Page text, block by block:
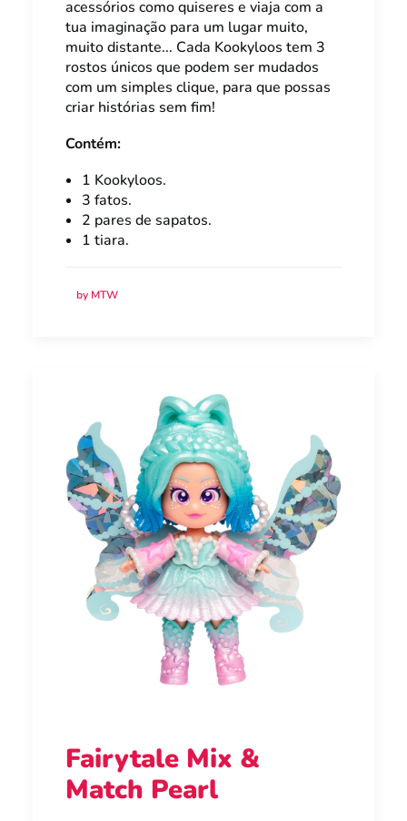
acessórios como quiseres e viaja com a
tua imaginação para um lugar muito,
muito distante... Cada Kookyloos tem 3
rostos únicos que podem ser mudados
com um simples clique, para que possas
criar histórias sem fim!
Contém:
1 Kookyloos.
3 fatos.
2 pares de sapatos.
1 tiara.
by MTW
Fairytale Mix &
Match Pearl